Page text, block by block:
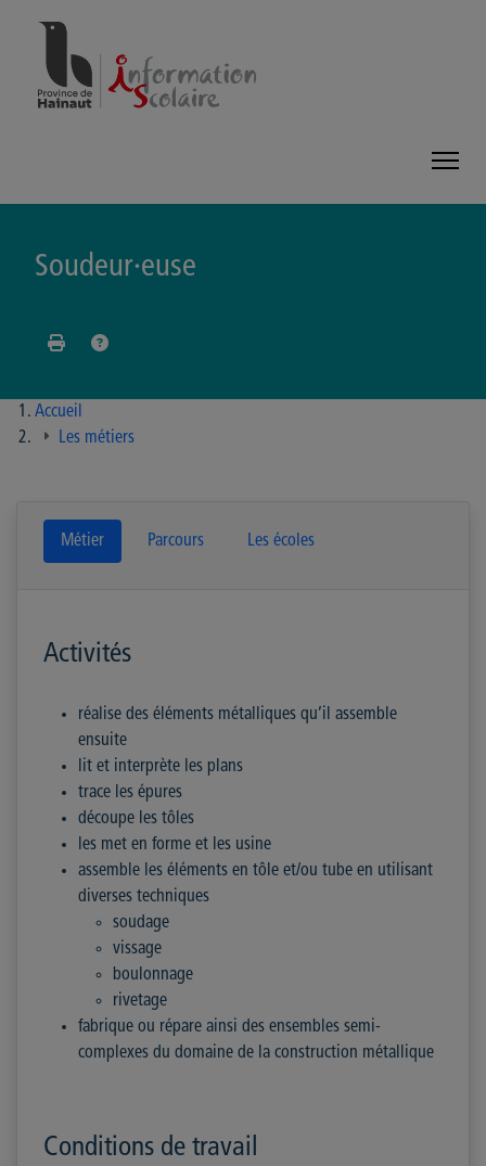
Soudeur·euse
Accueil
Les métiers
Métier Parcours Les écoles
Activités
réalise des éléments métalliques qu’il assemble
ensuite
lit et interprète les plans
trace les épures
découpe les tôles
les met en forme et les usine
assemble les éléments en tôle et/ou tube en utilisant
diverses techniques
soudage
vissage
boulonnage
rivetage
fabrique ou répare ainsi des ensembles semi-
complexes du domaine de la construction métallique
Conditions de travail